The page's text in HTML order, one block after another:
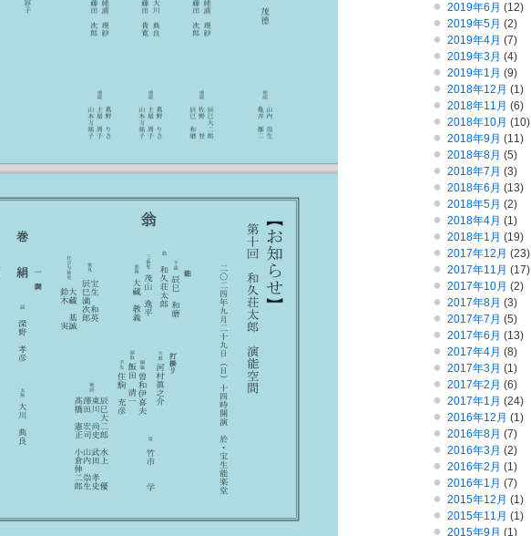
2019年6月 (12)
2019年5月 (2)
2019年4月 (7)
2019年3月 (4)
2019年1月 (9)
2018年12月 (1)
2018年11月 (6)
2018年10月 (10)
2018年9月 (11)
2018年8月 (5)
2018年7月 (3)
2018年6月 (13)
2018年5月 (2)
2018年4月 (1)
2018年1月 (19)
2017年12月 (23)
2017年11月 (17)
2017年10月 (2)
2017年8月 (3)
2017年7月 (5)
2017年6月 (13)
2017年4月 (8)
2017年3月 (1)
2017年2月 (6)
2017年1月 (24)
2016年12月 (1)
2016年8月 (7)
2016年3月 (2)
2016年2月 (1)
2016年1月 (7)
2015年12月 (1)
2015年11月 (1)
2015年9月 (1)